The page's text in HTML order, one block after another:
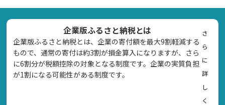
企業版ふるさと納税とは
企業版ふるさと納税とは、企業の寄付額を最大9割軽減する
もので、通常の寄付は約3割が損金算入になりますが、さら
に6割分が税額控除の対象となる制度です。企業の実質負担
が1割になる可能性がある制度です。
さ
ら
に
詳
し
く